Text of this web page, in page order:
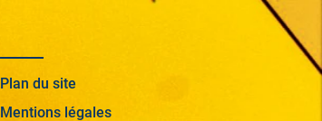
Plan du site
Mentions légales